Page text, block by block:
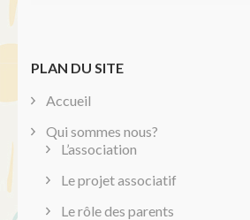
PLAN DU SITE
Accueil
Qui sommes nous?
L’association
Le projet associatif
Le rôle des parents